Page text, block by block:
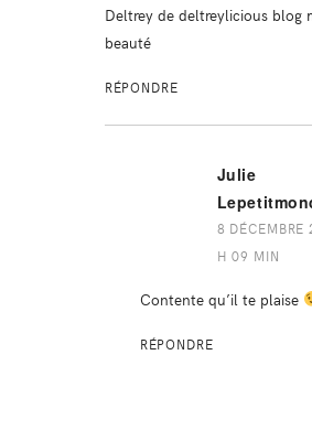
Deltrey de deltreylicious blog
beauté
RÉPONDRE
Julie
8
H 09 MIN
Contente qu’il te plaise
RÉPONDRE